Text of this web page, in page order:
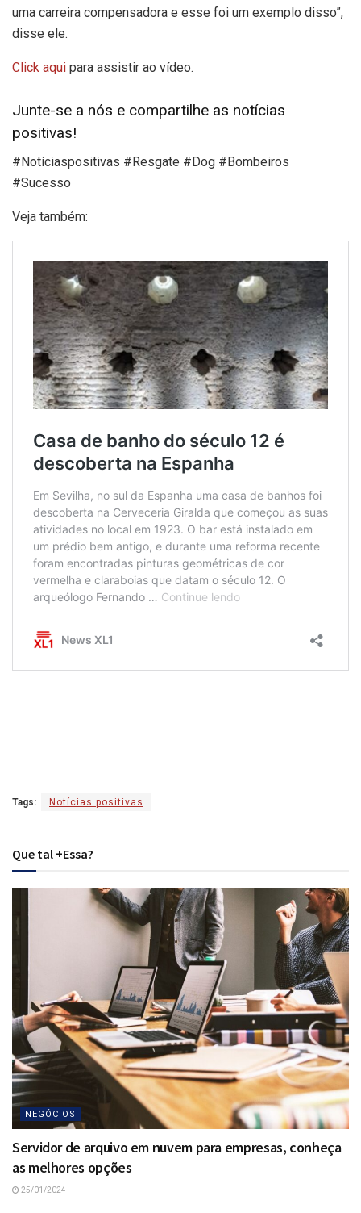
uma carreira compensadora e esse foi um exemplo disso”,
disse ele.
Click aqui para assistir ao vídeo.
Junte-se a nós e compartilhe as notícias
positivas!
#Notíciaspositivas #Resgate #Dog #Bombeiros
#Sucesso
Veja também:
Tags: Notícias positivas
Que tal +Essa?
NEGÓCIOS
Servidor de arquivo em nuvem para empresas, conheça
as melhores opções
25/01/2024